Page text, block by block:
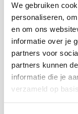
We gebruiken
personaliseren,
en om ons
informatie over je
partners voor
partners kunnen
informatie die je
verzameld op
Brobbey is
wallpaper
22 januari 2024
Tegen RKC
opnieuw een
spelende Ajax.